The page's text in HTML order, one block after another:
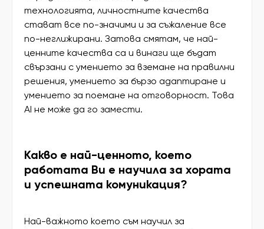
технологията, личностните качества
стават все по-значими и за съжаление все
по-неглижирани. Затова смятам, че най-
ценните качества са и винаги ще бъдат
свързани с умението за вземане на правилни
решения, умението за бързо адаптиране и
умението за поемане на отговорност. Това
AI не може да го замести.
Какво е най-ценното, което
работата Ви е научила за хората
и успешната комуникация?
Най-важното което съм научил за